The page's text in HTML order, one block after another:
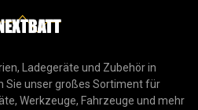
Ladegeräte und Zubehör in
Sie unser großes Sortiment für
Werkzeuge, Fahrzeuge und mehr